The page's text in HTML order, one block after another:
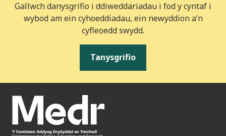
Gallwch danysgrifio i ddiweddariadau i fod y cyntaf i
wybod am ein cyhoeddiadau, ein newyddion a’n
cyfleoedd swydd.
Tanysgrifio